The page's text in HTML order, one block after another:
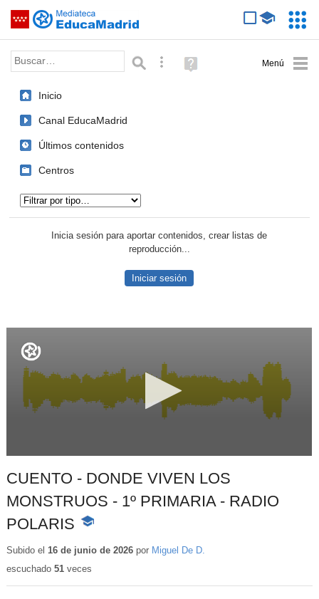
Saltar navegación
Palabra o frase: Búsqueda avanzada
Ayuda
(en
Inicio
Canal EducaMadrid
Últimos contenidos
Centros
Inicia sesión para aportar contenidos, crear listas de
reproducción...
Iniciar sesión
CUENTO - DONDE VIVEN LOS
MONSTRUOS - 1º PRIMARIA - RADIO
POLARIS
-
educativo
Subido el 16 de junio de 2026por Miguel De D.
escuchado 51veces